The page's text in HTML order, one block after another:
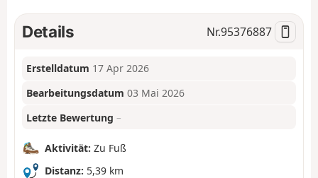
Details Nr.95376887
Erstelldatum 17 Apr 2026
Bearbeitungsdatum 03 Mai 2026
Letzte Bewertung –
Aktivität: Zu Fuß
Distanz: 5,39 km